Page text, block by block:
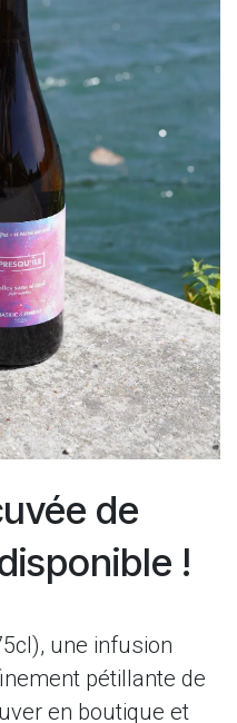
de
!
une infusion
pétillante de
en boutique et